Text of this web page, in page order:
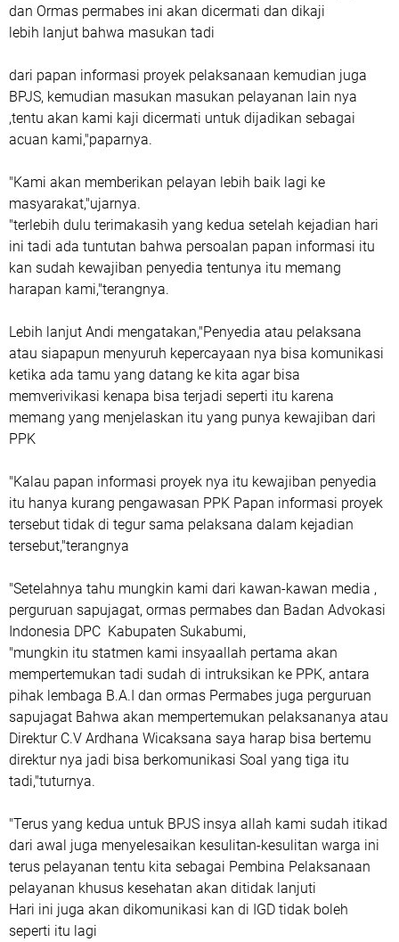
dan Ormas permabes ini akan dicermati dan dikaji
lebih lanjut bahwa masukan tadi
dari papan informasi proyek pelaksanaan kemudian juga
BPJS, kemudian masukan masukan pelayanan lain nya
,tentu akan kami kaji dicermati untuk dijadikan sebagai
acuan kami,"paparnya.
"Kami akan memberikan pelayan lebih baik lagi ke
masyarakat,"ujarnya.
"terlebih dulu terimakasih yang kedua setelah kejadian hari
ini tadi ada tuntutan bahwa persoalan papan informasi itu
kan sudah kewajiban penyedia tentunya itu memang
harapan kami,"terangnya.
Lebih lanjut Andi mengatakan,"Penyedia atau pelaksana
atau siapapun menyuruh kepercayaan nya bisa komunikasi
ketika ada tamu yang datang ke kita agar bisa
memverivikasi kenapa bisa terjadi seperti itu karena
memang yang menjelaskan itu yang punya kewajiban dari
PPK
"Kalau papan informasi proyek nya itu kewajiban penyedia
itu hanya kurang pengawasan PPK Papan informasi proyek
tersebut tidak di tegur sama pelaksana dalam kejadian
tersebut,"terangnya
"Setelahnya tahu mungkin kami dari kawan-kawan media ,
perguruan sapujagat, ormas permabes dan Badan Advokasi
Indonesia DPC Kabupaten Sukabumi,
"mungkin itu statmen kami insyaallah pertama akan
mempertemukan tadi sudah di intruksikan ke PPK, antara
pihak lembaga B.A.I dan ormas Permabes juga perguruan
sapujagat Bahwa akan mempertemukan pelaksananya atau
Direktur C.V Ardhana Wicaksana saya harap bisa bertemu
direktur nya jadi bisa berkomunikasi Soal yang tiga itu
tadi,"tuturnya.
"Terus yang kedua untuk BPJS insya allah kami sudah itikad
dari awal juga menyelesaikan kesulitan-kesulitan warga ini
terus pelayanan tentu kita sebagai Pembina Pelaksanaan
pelayanan khusus kesehatan akan ditidak lanjuti
Hari ini juga akan dikomunikasi kan di IGD tidak boleh
seperti itu lagi